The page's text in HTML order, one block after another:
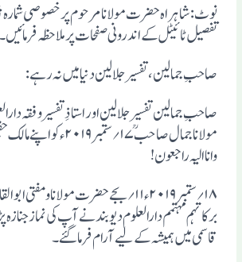
نوٹ: شاہراہ حضرت مولانا مرحوم پر خصوصی
تفصیل ٹائیٹل کے اندرونی صفحات پر ملاحظہ
صاحبِ جمالین ،تفسیر جلالین دنیا میں نہ رہے:
صاحبِ جمالین تفسیر جلالین اور استاذِ تفسیر وفقہ
مولانا جمال صاحبؒ۱۷؍
وانا الیہ راجعون!
۱۸؍ ستمبر ۲۰۱۹ء ۱۱؍بجے حضرت مولانا
برکاتہم مہتمم دارالعلوم دیوبند نے آپ کی نماز
قاسمی میں ہمیشہ کے لیے آرام فرماگئے ۔